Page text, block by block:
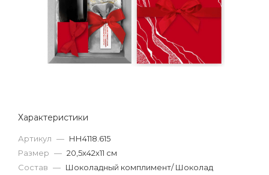
Характеристики
Артикул — НН4118.615
Размер — 20,5х42х11 см
Состав — Шоколадный комплимент/ Шоколад